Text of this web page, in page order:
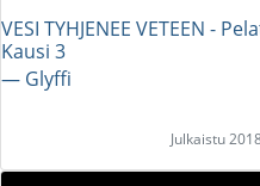
VESI TYHJENEE VETEEN -
Kausi 3
― Glyffi
Julkaistu